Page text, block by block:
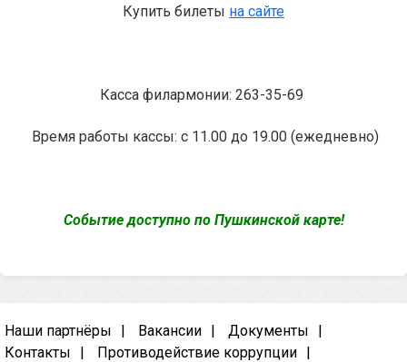
Купить билеты на сайте
Касса филармонии: 263-35-69
Время работы кассы: с 11.00 до 19.00 (ежедневно)
Событие доступно по Пушкинской карте!
Наши партнёры Вакансии
Документы
Контакты
Противодействие коррупции